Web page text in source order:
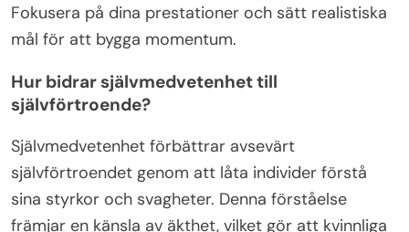
Fokusera på dina prestationer och sätt realistiska
mål för att bygga momentum.
Hur bidrar självmedvetenhet till
självförtroende?
Självmedvetenhet förbättrar avsevärt
självförtroendet genom att låta individer förstå
sina styrkor och svagheter. Denna förståelse
främjar en känsla av äkthet, vilket gör att kvinnliga